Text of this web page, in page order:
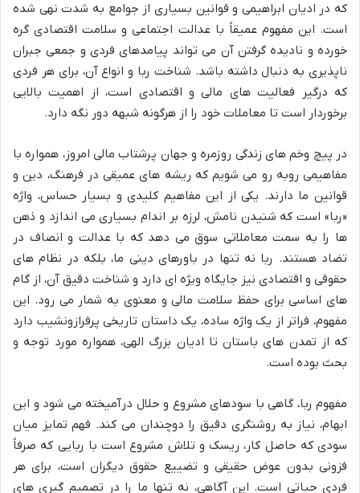
که در ادیان ابراهیمی و قوانین بسیاری از جوامع به شدت نهی شده
است. این مفهوم عمیقاً با عدالت اجتماعی و سلامت اقتصادی گره
خورده و نادیده گرفتن آن می تواند پیامدهای فردی و جمعی جبران
ناپذیری به دنبال داشته باشد. شناخت ربا و انواع آن، برای هر فردی
که درگیر فعالیت های مالی و اقتصادی است، از اهمیت بالایی
برخوردار است تا معاملات خود را از هرگونه شبهه دور نگه دارد.
در پیچ وخم های زندگی روزمره و جهان پرشتاب مالی امروز، همواره با
مفاهیمی روبه رو می شویم که ریشه های عمیقی در فرهنگ، دین و
قوانین ما دارند. یکی از این مفاهیم کلیدی و بسیار حساس، واژه
«ربا» است که شنیدن نامش، لرزه بر اندام بسیاری می اندازد و ذهن
ها را به سمت معاملاتی سوق می دهد که با عدالت و انصاف در
تضاد هستند. ربا نه تنها در باورهای دینی ما، بلکه در نظام های
حقوقی و اقتصادی نیز جایگاه ویژه ای دارد و شناخت دقیق آن، از گام
های اساسی برای حفظ سلامت مالی و معنوی به شمار می رود. این
مفهوم، فراتر از یک واژه ساده، یک داستان تاریخی پرفرازونشیب دارد
که از تمدن های باستان تا ادیان بزرگ الهی، همواره مورد توجه و
بحث بوده است.
مفهوم ربا، گاهی با سودهای مشروع و حلال درآمیخته می شود و این
ابهام، نیاز به روشنگری دقیق را دوچندان می کند. فهم تمایز میان
سودی که حاصل کار، ریسک و تلاش مشروع است با ربایی که صرفاً
فزونی بدون عوض حقیقی و تضییع حقوق دیگران است، برای هر
فردی حیاتی است. این آگاهی، نه تنها ما را در تصمیم گیری های